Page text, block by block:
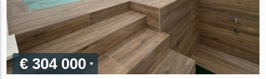
€ 304 000